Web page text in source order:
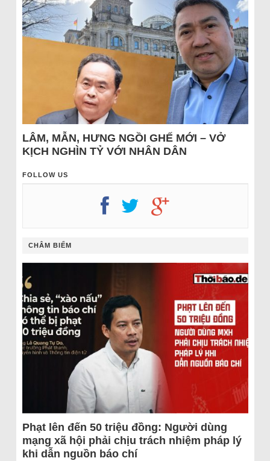
LÂM, MẪN, HƯNG NGỒI GHẾ MỚI – VỞ
KỊCH NGHÌN TỶ VỚI NHÂN DÂN
FOLLOW US
CHÂM BIẾM
Phạt lên đến 50 triệu đồng: Người dùng
mạng xã hội phải chịu trách nhiệm pháp lý
khi dẫn nguồn báo chí